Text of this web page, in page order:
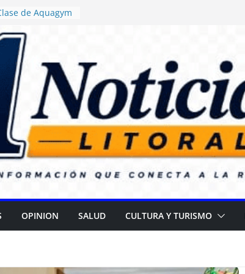
de Aquagym
ordenó
alimentos con
en escuelas
Rossi
Centro de Salud
para
Día de las
OPINION SALUD CULTURA Y TURISMO